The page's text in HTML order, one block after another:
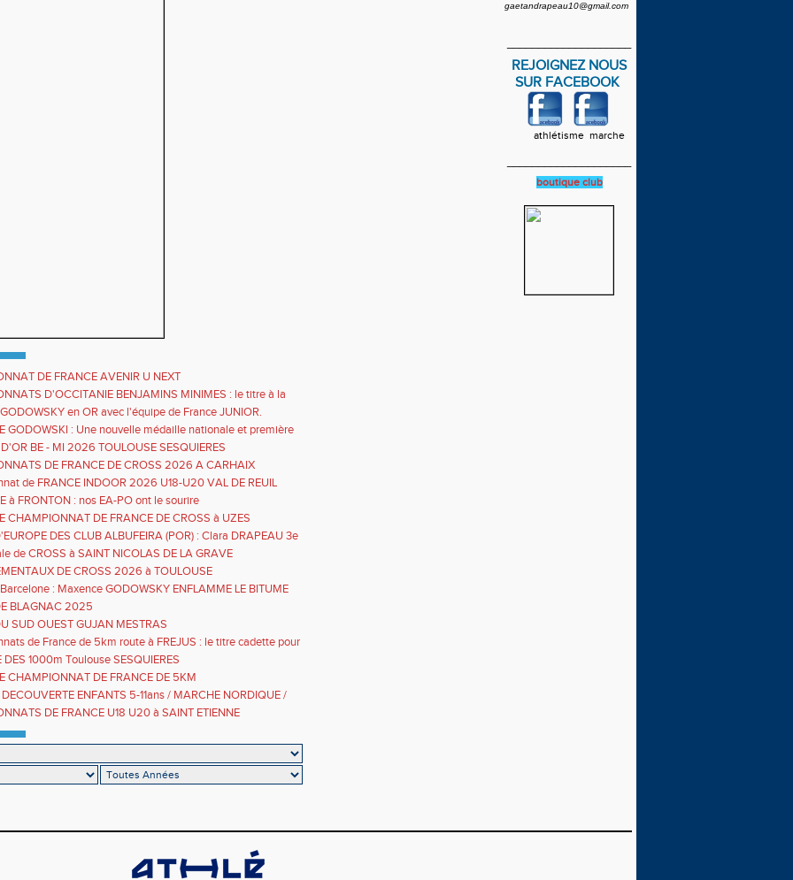
DE FRANCE AVENIR U NEXT
D'OCCITANIE BENJAMINS MINIMES : le titre à la
Mattéo VERVELLEen OR avec l'équipe de France JUNIOR.
GODOWSKI : Une nouvelle médaille nationale et première
l'équipe de FRANCE
BE - MI 2026 TOULOUSE SESQUIERES
DE FRANCE DE CROSS 2026 A CARHAIX
de FRANCE INDOOR 2026 U18-U20 VAL DE REUIL
à FRONTON : nos EA-PO ont le sourire
CHAMPIONNAT DE FRANCE DE CROSS à UZES
DES CLUB ALBUFEIRA (POR) : Clara DRAPEAU 3e
avec le GTA
de CROSS à SAINT NICOLAS DE LA GRAVE
DE CROSS 2026 à TOULOUSE
: Maxence GODOWSKY ENFLAMME LE BITUME
BLAGNAC 2025
SUD OUEST GUJAN MESTRAS
de France de 5km route à FREJUS : le titre cadette pour
DES 1000m Toulouse SESQUIERES
CHAMPIONNAT DE FRANCE DE 5KM
ENFANTS 5-11ans / MARCHE NORDIQUE /
13 SEPTEMBRE 10h-13h GRATUIT
DE FRANCE U18 U20 à SAINT ETIENNE
gaetandrapeau10@gmail.com
REJOIGNEZ NOUS
SUR FACEBOOK
athlétisme marche
boutique club